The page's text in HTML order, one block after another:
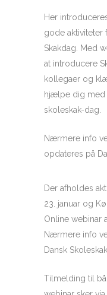
Her
gode aktiviteter
Skakdag. Med
at introducere
kollegaer og
hjælpe dig med
skoleskak-dag.
Nærmere info
opdateres på
Der afholdes
23. januar og
Online webinar
Nærmere info
Dansk
Tilmelding til